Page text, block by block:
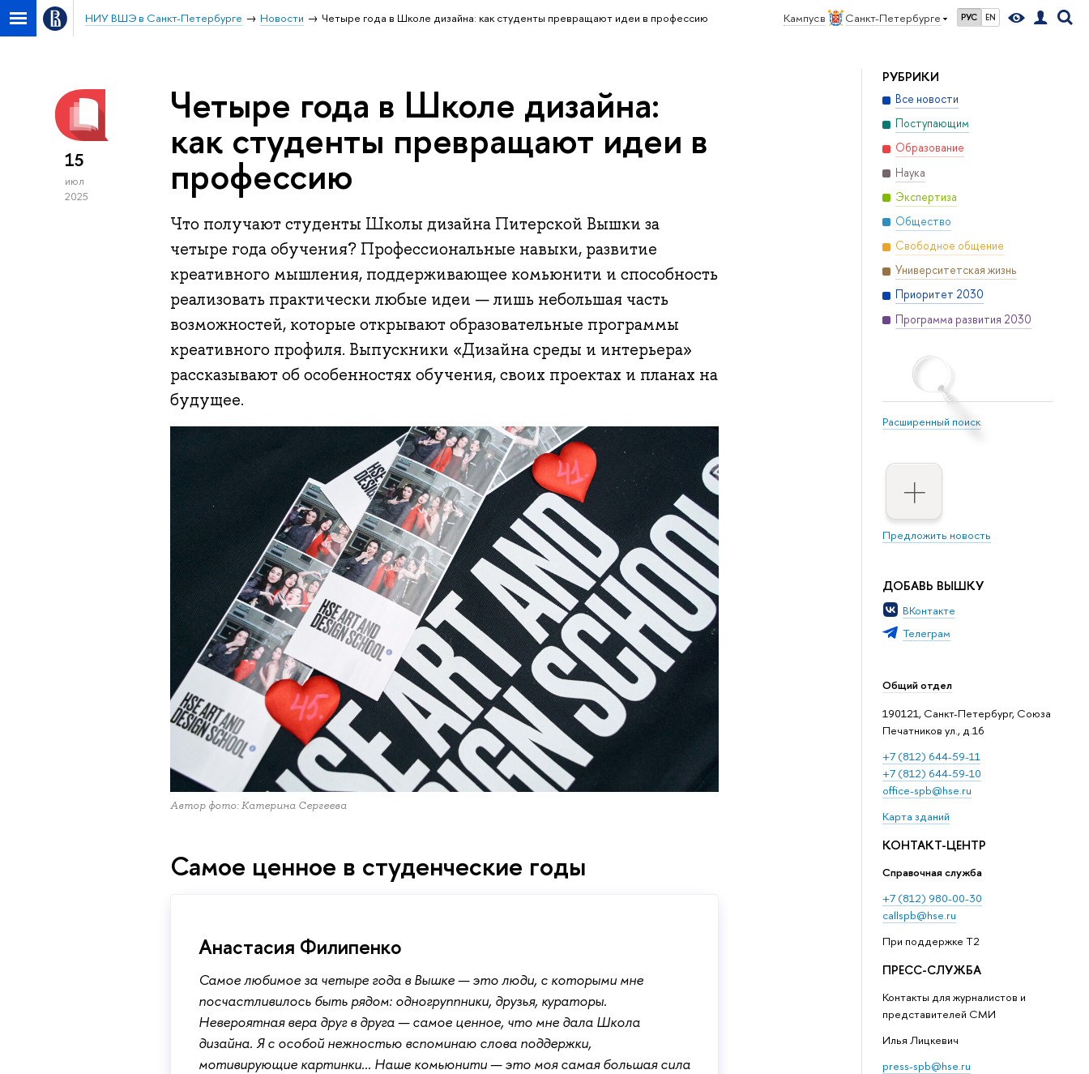
Кампус в Санкт-Петербурге РУС EN
НИУ ВШЭ в Санкт-Петербурге Новости Четыре года в Школе дизайна: как студенты превращают идеи в профессию
РУБРИКИ
Все новости
Поступающим
Образование
Наука
Экспертиза
Общество
Свободное общение
Университетская жизнь
Приоритет 2030
Программа развития 2030
Расширенный поиск
Предложить новость
ДОБАВЬ ВЫШКУ
ВКонтакте
Телеграм
Общий отдел
190121, Санкт-Петербург, Союза
Печатников ул., д.16
+7 (812) 644-59-11
+7 (812) 644-59-10
office-spb@hse.ru
Карта зданий
КОНТАКТ-ЦЕНТР
Справочная служба
+7 (812) 980-00-30
callspb@hse.ru
При поддержке T2
ПРЕСС-СЛУЖБА
Контакты для журналистов и
представителей СМИ
Илья Лицкевич
press-spb@hse.ru
15
июл
2025
Четыре года в Школе дизайна:
как студенты превращают идеи в
профессию
Что получают студенты Школы дизайна Питерской Вышки за
четыре года обучения? Профессиональные навыки, развитие
креативного мышления, поддерживающее комьюнити и способность
реализовать практически любые идеи — лишь небольшая часть
возможностей, которые открывают образовательные программы
креативного профиля. Выпускники «Дизайна среды и интерьера»
рассказывают об особенностях обучения, своих проектах и планах на
будущее.
Автор фото: Катерина Сергеева
Самое ценное в студенческие годы
Анастасия Филипенко
Самое любимое за четыре года в Вышке — это люди, с которыми мне
посчастливилось быть рядом: одногруппники, друзья, кураторы.
Невероятная вера друг в друга — самое ценное, что мне дала Школа
дизайна. Я с особой нежностью вспоминаю слова поддержки,
мотивирующие картинки... Наше комьюнити — это моя самая большая сила